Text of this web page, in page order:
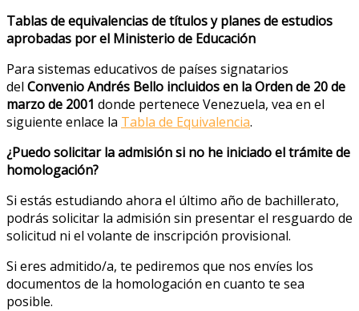
Tablas de equivalencias de títulos y planes de estudios
aprobadas por el Ministerio de Educación
Para sistemas educativos de países signatarios
del Convenio Andrés Bello incluidos en la Orden de 20 de
marzo de 2001 donde pertenece Venezuela, vea en el
siguiente enlace la Tabla de Equivalencia.
¿Puedo solicitar la admisión si no he iniciado el trámite de
homologación?
Si estás estudiando ahora el último año de bachillerato,
podrás solicitar la admisión sin presentar el resguardo de
solicitud ni el volante de inscripción provisional.
Si eres admitido/a, te pediremos que nos envíes los
documentos de la homologación en cuanto te sea
posible.